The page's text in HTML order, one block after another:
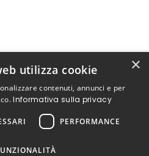
×
utilizza cookie
contenuti, annunci e per
Informativa sulla privacy
PERFORMANCE